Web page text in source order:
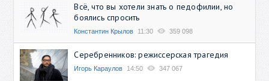
Всё, что вы хотели знать о педофилии, но
боялись спросить
Константин Крылов 11:30 359 098
Серебренников: режиссерская трагедия
Игорь Караулов 14:50 347 067